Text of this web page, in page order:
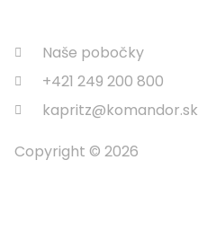
Naše pobočky
+421 249 200 800
kapritz@komandor.sk
Copyright © 2026